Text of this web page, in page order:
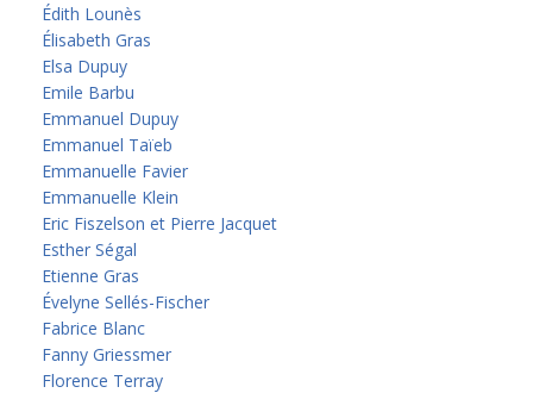
Édith Lounès
Élisabeth Gras
Elsa Dupuy
Emile Barbu
Emmanuel Dupuy
Emmanuel Taïeb
Emmanuelle Favier
Emmanuelle Klein
Eric Fiszelson et Pierre Jacquet
Esther Ségal
Etienne Gras
Évelyne Sellés-Fischer
Fabrice Blanc
Fanny Griessmer
Florence Terray